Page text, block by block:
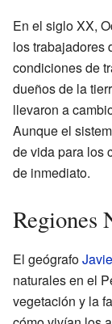
En el siglo XX,
los trabajadores
condiciones de
dueños de la
llevaron a
Aunque el
de vida para los
de inmediato.
Regiones
El geógrafo
naturales en el
vegetación y la